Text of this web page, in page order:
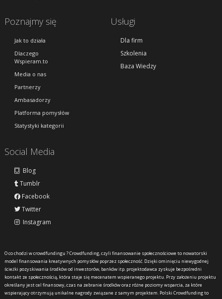
Poznajmy się
Jak to działa
Dlaczego
Wspieram.to
Media o nas
Partnerzy
Ambasadorzy
Platforma pomysłów
Statystyki kategorii
Usługi
Dla firm
Szkolenia
Baza Wiedzy
Social Media
Blog
Tumblr
Facebook
Twitter
Instagram
O co chodzi w crowdfundingu ?Crowdfunding, czyli finansowanie społecznościowe to nowatorski
model finansowania kreatywnych pomysłów poprzez społeczność. Dzięki ominięciu niewygodnej
ścieżki pozyskiwania środków od inwestorów, banków itp. projektodawca zyskuje bezpośredni
kontakt ze społecznością, która staje się mecenatem wspieranego projektu. Przy założeniu projektu
określany jest cel finansowy, czas na zebranie środków oraz różne poziomy wsparcia, za które
wspierający otrzymują unikalne nagrody związane z samym projektem. Polski Crowdfunding to